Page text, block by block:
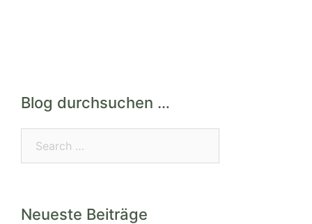
Blog durchsuchen …
Neueste Beiträge